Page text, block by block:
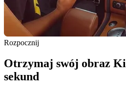
Rozpocznij
Otrzymaj swój obraz
sekund